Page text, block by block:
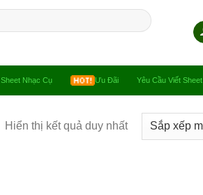
Sheet Nhạc Cụ Ưu Đãi Yêu Cầu Viết Sheet
Hiển thị kết quả duy nhất